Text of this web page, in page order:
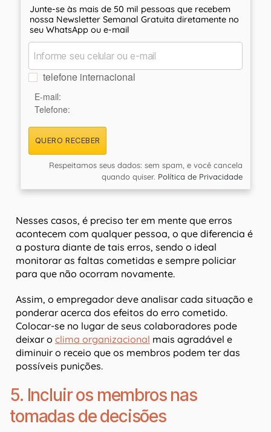
Junte-se às mais de 50 mil pessoas que recebem
nossa Newsletter Semanal Gratuita diretamente no
seu WhatsApp ou e-mail
telefone internacional
E-mail:
Telefone:
QUERO RECEBER
Respeitamos seus dados: sem spam, e você cancela
quando quiser. Política de Privacidade
Nesses casos, é preciso ter em mente que erros
acontecem com qualquer pessoa, o que diferencia é
a postura diante de tais erros, sendo o ideal
monitorar as faltas cometidas e sempre policiar
para que não ocorram novamente.
Assim, o empregador deve analisar cada situação e
ponderar acerca dos efeitos do erro cometido.
Colocar-se no lugar de seus colaboradores pode
deixar o clima organizacional mais agradável e
diminuir o receio que os membros podem ter das
possíveis punições.
5. Incluir os membros nas
tomadas de decisões